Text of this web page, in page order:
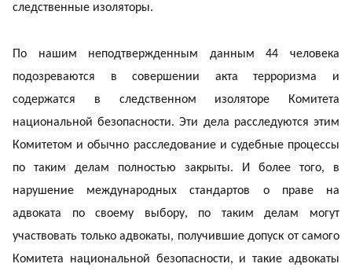
следственные изоляторы.
По нашим неподтвержденным данным 44 человека
подозреваются в совершении акта терроризма и
содержатся в следственном изоляторе Комитета
национальной безопасности. Эти дела расследуются этим
Комитетом и обычно расследование и судебные процессы
по таким делам полностью закрыты. И более того, в
нарушение международных стандартов о праве на
адвоката по своему выбору, по таким делам могут
участвовать только адвокаты, получившие допуск от самого
Комитета национальной безопасности, и такие адвокаты